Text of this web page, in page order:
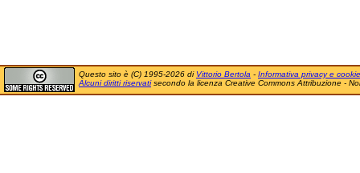
Questo sito è (C) 1995-2026 di Vittorio Bertola - Informativa privacy e cookie
Alcuni diritti riservatisecondo la licenza Creative Commons Attribuzione -